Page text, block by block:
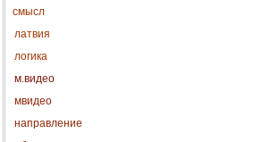
смысл
латвия
логика
м.видео
мвидео
направление